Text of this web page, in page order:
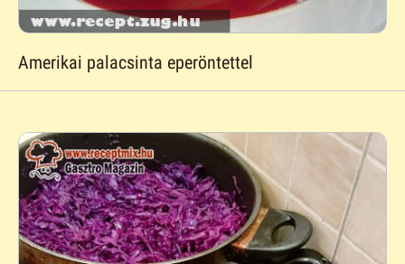
Amerikai palacsinta eperöntettel